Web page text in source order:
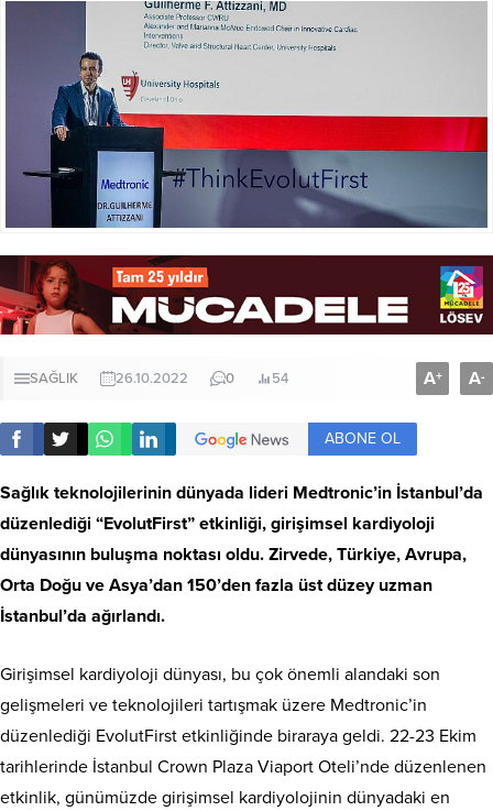
SAĞLIK 26.10.2022 0 54 A+ A-
ABONE OL
Sağlık teknolojilerinin dünyada lideri Medtronic’in İstanbul’da
düzenlediği “EvolutFirst” etkinliği, girişimsel kardiyoloji
dünyasının buluşma noktası oldu. Zirvede, Türkiye, Avrupa,
Orta Doğu ve Asya’dan 150’den fazla üst düzey uzman
İstanbul’da ağırlandı.
Girişimsel kardiyoloji dünyası, bu çok önemli alandaki son
gelişmeleri ve teknolojileri tartışmak üzere Medtronic’in
düzenlediği EvolutFirst etkinliğinde biraraya geldi. 22-23 Ekim
tarihlerinde İstanbul Crown Plaza Viaport Oteli’nde düzenlenen
etkinlik, günümüzde girişimsel kardiyolojinin dünyadaki en